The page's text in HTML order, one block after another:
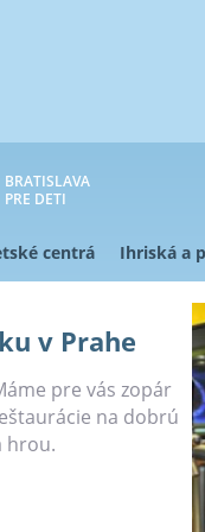
BRATISLAVA
PRE DETI
centrá Ihriská a
v Prahe
pre vás zopár
na dobrú
hrou.